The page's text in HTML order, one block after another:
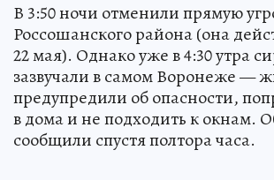
В 3:50 ночи отменили прямую
Россошанского района (она
22 мая). Однако уже в 4:30 утра
зазвучали в самом Воронеже —
предупредили об опасности,
в дома и не подходить к окнам.
сообщили спустя полтора часа.